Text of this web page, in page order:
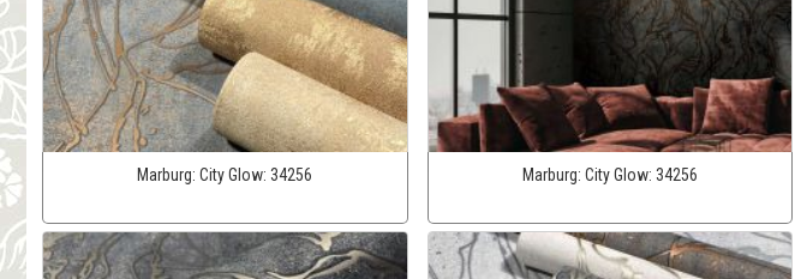
Marburg:City Glow:34256 Marburg: City Glow: 34256